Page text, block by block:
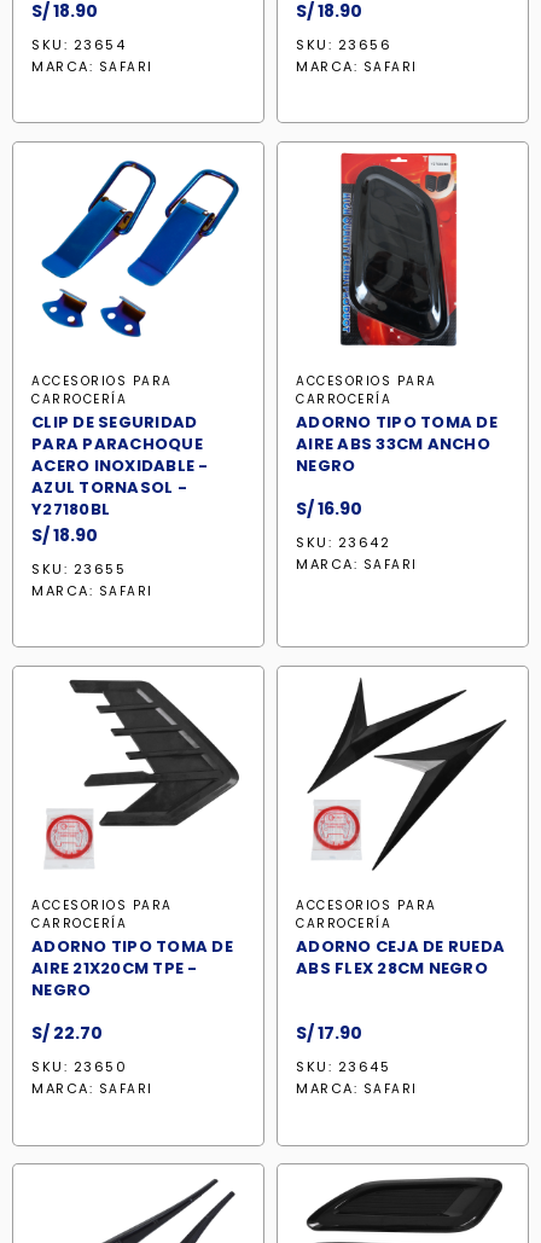
S/18.90
SKU: 23654
MARCA: SAFARI
S/18.90
SKU: 23656
MARCA: SAFARI
ACCESORIOS PARA
CARROCERÍA
CLIP DE SEGURIDAD
PARA PARACHOQUE
ACERO INOXIDABLE -
AZUL TORNASOL -
Y27180BL
S/18.90
SKU: 23655
MARCA: SAFARI
ACCESORIOS PARA
CARROCERÍA
ADORNO TIPO TOMA DE
AIRE ABS 33CM ANCHO
NEGRO
S/16.90
SKU: 23642
MARCA: SAFARI
ACCESORIOS PARA
CARROCERÍA
ADORNO TIPO TOMA DE
AIRE 21X20CM TPE -
NEGRO
S/ 22.70
SKU: 23650
MARCA: SAFARI
ACCESORIOS PARA
CARROCERÍA
ADORNO CEJA DE RUEDA
ABS FLEX 28CM NEGRO
S/17.90
SKU: 23645
MARCA: SAFARI